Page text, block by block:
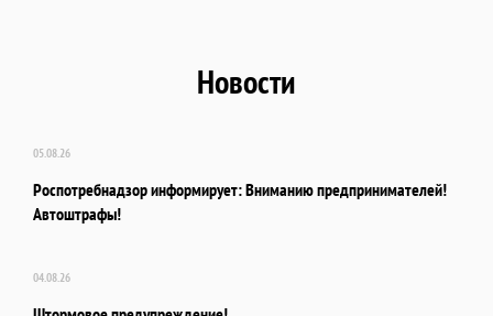
Новости
05.08.26
Роспотребнадзор информирует: Вниманию предпринимателей!
Автоштрафы!
04.08.26